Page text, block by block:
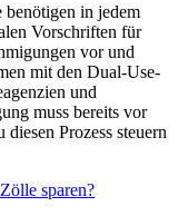
benötigen in jedem
Vorschriften für
vor und
mit den Dual-Use-
und
muss bereits vor
Prozess steuern
sparen?